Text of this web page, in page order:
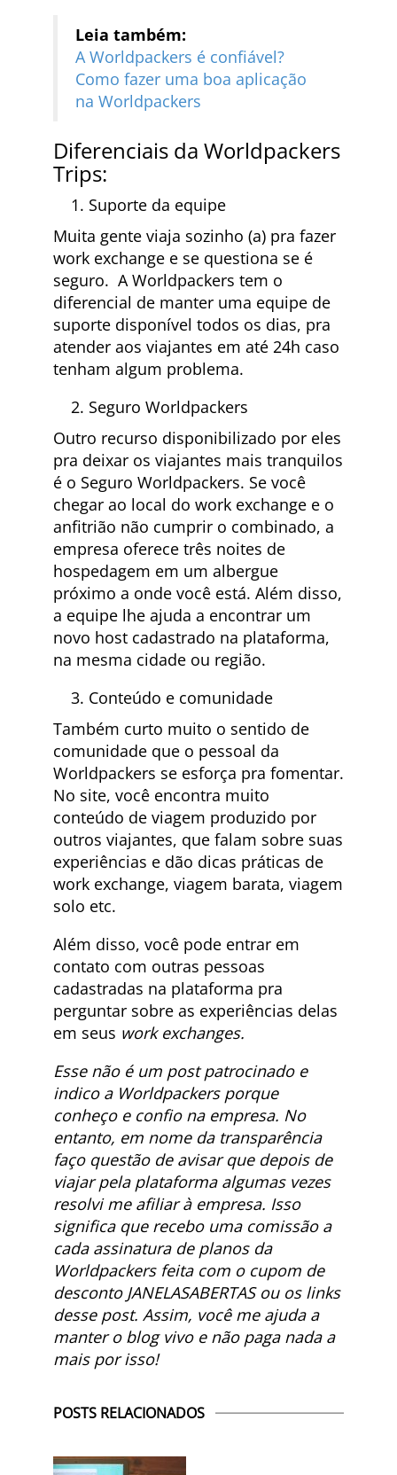
Leia também:
A Worldpackers é confiável?
Como fazer uma boa aplicação
na Worldpackers
Diferenciais da Worldpackers
Trips:
Suporte da equipe
Muita gente viaja sozinho (a) pra fazer
work exchange e se questiona se é
seguro. A Worldpackers tem o
diferencial de manter uma equipe de
suporte disponível todos os dias, pra
atender aos viajantes em até 24h caso
tenham algum problema.
Seguro Worldpackers
Outro recurso disponibilizado por eles
pra deixar os viajantes mais tranquilos
é o Seguro Worldpackers. Se você
chegar ao local do work exchange e o
anfitrião não cumprir o combinado, a
empresa oferece três noites de
hospedagem em um albergue
próximo a onde você está. Além disso,
a equipe lhe ajuda a encontrar um
novo host cadastrado na plataforma,
na mesma cidade ou região.
Conteúdo e comunidade
Também curto muito o sentido de
comunidade que o pessoal da
Worldpackers se esforça pra fomentar.
No site, você encontra muito
conteúdo de viagem produzido por
outros viajantes, que falam sobre suas
experiências e dão dicas práticas de
work exchange, viagem barata, viagem
solo etc.
Além disso, você pode entrar em
contato com outras pessoas
cadastradas na plataforma pra
perguntar sobre as experiências delas
em seus work exchanges.
Esse não é um post patrocinado e
indico a Worldpackers porque
conheço e confio na empresa. No
entanto, em nome da transparência
faço questão de avisar que depois de
viajar pela plataforma algumas vezes
resolvi me afiliar à empresa. Isso
significa que recebo uma comissão a
cada assinatura de planos da
Worldpackers feita com o cupom de
desconto JANELASABERTAS ou os links
desse post. Assim, você me ajuda a
manter o blog vivo e não paga nada a
mais por isso!
POSTS RELACIONADOS